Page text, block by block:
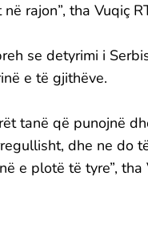
rajon”, tha Vuqiç
se detyrimi i
e të gjithëve.
tanë që punojnë
dhe ne do
e plotë të tyre”, tha